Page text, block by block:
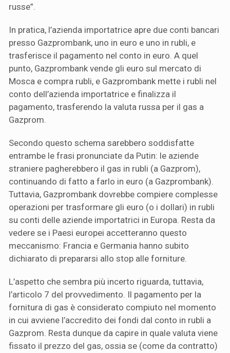
russe”.
In pratica, l’azienda importatrice apre due conti bancari
presso Gazprombank, uno in euro e uno in rubli, e
trasferisce il pagamento nel conto in euro. A quel
punto, Gazprombank vende gli euro sul mercato di
Mosca e compra rubli, e Gazprombank mette i rubli nel
conto dell’azienda importatrice e finalizza il
pagamento, trasferendo la valuta russa per il gas a
Gazprom.
Secondo questo schema sarebbero soddisfatte
entrambe le frasi pronunciate da Putin: le aziende
straniere pagherebbero il gas in rubli (a Gazprom),
continuando di fatto a farlo in euro (a Gazprombank).
Tuttavia, Gazprombank dovrebbe compiere complesse
operazioni per trasformare gli euro (o i dollari) in rubli
su conti delle aziende importatrici in Europa. Resta da
vedere se i Paesi europei accetteranno questo
meccanismo: Francia e Germania hanno subito
dichiarato di prepararsi allo stop alle forniture.
L’aspetto che sembra più incerto riguarda, tuttavia,
l’articolo 7 del provvedimento. Il pagamento per la
fornitura di gas è considerato compiuto nel momento
in cui avviene l’accredito dei fondi dal conto in rubli a
Gazprom. Resta dunque da capire in quale valuta viene
fissato il prezzo del gas, ossia se (come da contratto)